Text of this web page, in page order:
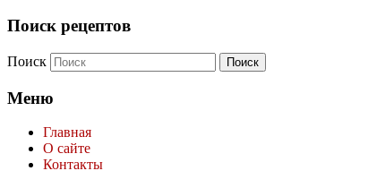
Поиск рецептов
Поиск
Меню
Главная
О сайте
Контакты